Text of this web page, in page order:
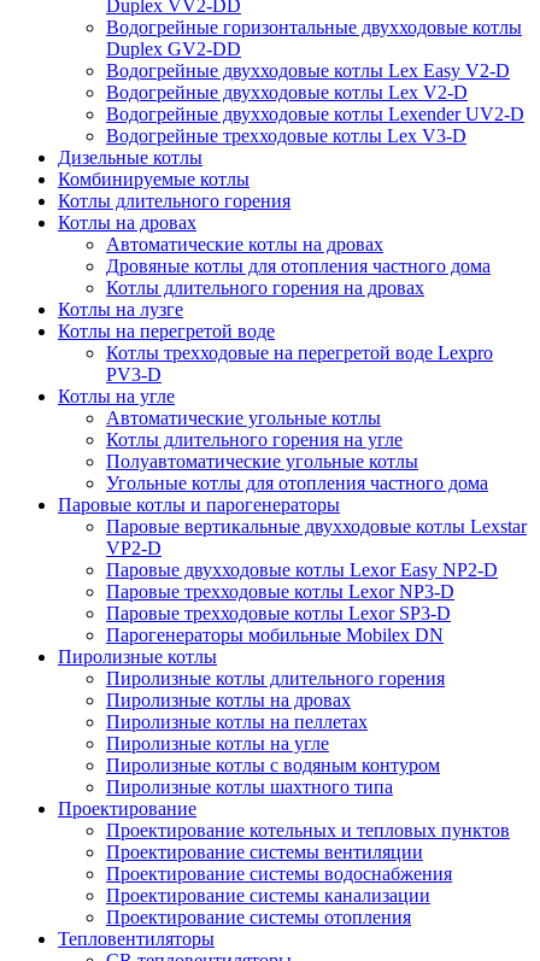
Duplex VV2-DD
Водогрейные горизонтальные двухходовые котлы
Duplex GV2-DD
Водогрейные двухходовые котлы Lex Easy V2-D
Водогрейные двухходовые котлы Lex V2-D
Водогрейные двухходовые котлы Lexender UV2-D
Водогрейные трехходовые котлы Lex V3-D
Дизельные котлы
Комбинируемые котлы
Котлы длительного горения
Котлы на дровах
Автоматические котлы на дровах
Дровяные котлы для отопления частного дома
Котлы длительного горения на дровах
Котлы на лузге
Котлы на перегретой воде
Котлы трехходовые на перегретой воде Lexpro
PV3-D
Котлы на угле
Автоматические угольные котлы
Котлы длительного горения на угле
Полуавтоматические угольные котлы
Угольные котлы для отопления частного дома
Паровые котлы и парогенераторы
Паровые вертикальные двухходовые котлы Lexstar
VP2-D
Паровые двухходовые котлы Lexor Easy NP2-D
Паровые трехходовые котлы Lexor NP3-D
Паровые трехходовые котлы Lexor SP3-D
Парогенераторы мобильные Mobilex DN
Пиролизные котлы
Пиролизные котлы длительного горения
Пиролизные котлы на дровах
Пиролизные котлы на пеллетах
Пиролизные котлы на угле
Пиролизные котлы с водяным контуром
Пиролизные котлы шахтного типа
Проектирование
Проектирование котельных и тепловых пунктов
Проектирование системы вентиляции
Проектирование системы водоснабжения
Проектирование системы канализации
Проектирование системы отопления
Тепловентиляторы